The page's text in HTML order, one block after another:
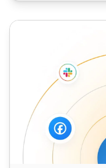
VoIP-oproepblokkering